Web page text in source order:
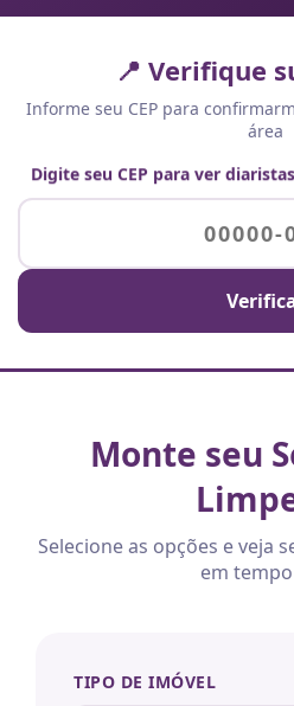
📍 Verifique
Informe seu CEP para
área
Digite seu CEP para ver
Monte seu
Selecione as opções e veja
em
TIPO DE IMÓVEL